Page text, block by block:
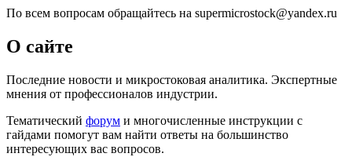
По всем вопросам обращайтесь на supermicrostock@yandex.ru
О сайте
Последние новости и микростоковая аналитика. Экспертные
мнения от профессионалов индустрии.
Тематический форум и многочисленные инструкции с
гайдами помогут вам найти ответы на большинство
интересующих вас вопросов.